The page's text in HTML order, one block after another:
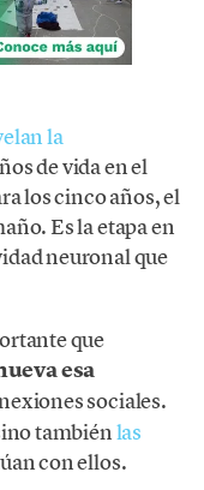
la
de vida en el
los cinco años, el
Es la etapa en
neuronal que
que
esa
sociales.
tambiénlas
con ellos.